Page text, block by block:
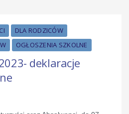
DLA RODZICÓW
OGŁOSZENIA SZKOLNE
deklaracje